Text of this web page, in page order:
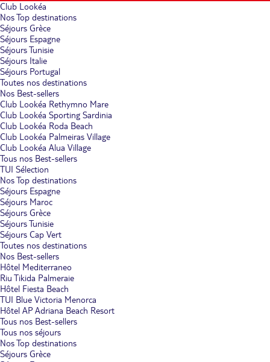
Club Lookéa
Nos Top destinations
Séjours Grèce
Séjours Espagne
Séjours Tunisie
Séjours Italie
Séjours Portugal
Toutes nos destinations
Nos Best-sellers
Club Lookéa Rethymno Mare
Club Lookéa Sporting Sardinia
Club Lookéa Roda Beach
Club Lookéa Palmeiras Village
Club Lookéa Alua Village
Tous nos Best-sellers
TUI Sélection
Nos Top destinations
Séjours Espagne
Séjours Maroc
Séjours Grèce
Séjours Tunisie
Séjours Cap Vert
Toutes nos destinations
Nos Best-sellers
Hôtel Mediterraneo
Riu Tikida Palmeraie
Hôtel Fiesta Beach
TUI Blue Victoria Menorca
Hôtel AP Adriana Beach Resort
Tous nos Best-sellers
Tous nos séjours
Nos Top destinations
Séjours Grèce